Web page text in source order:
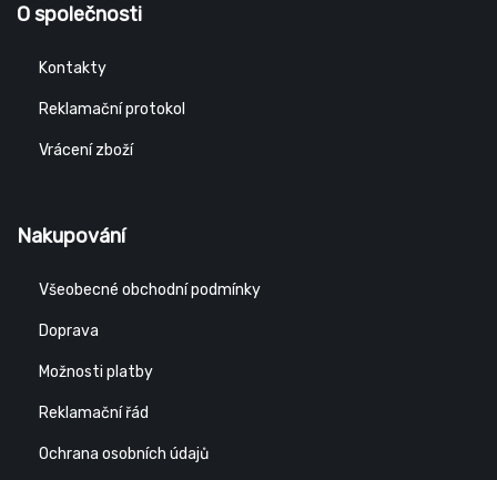
O společnosti
Kontakty
Reklamační protokol
Vrácení zboží
Nakupování
Všeobecné obchodní podmínky
Doprava
Možnosti platby
Reklamační řád
Ochrana osobních údajů